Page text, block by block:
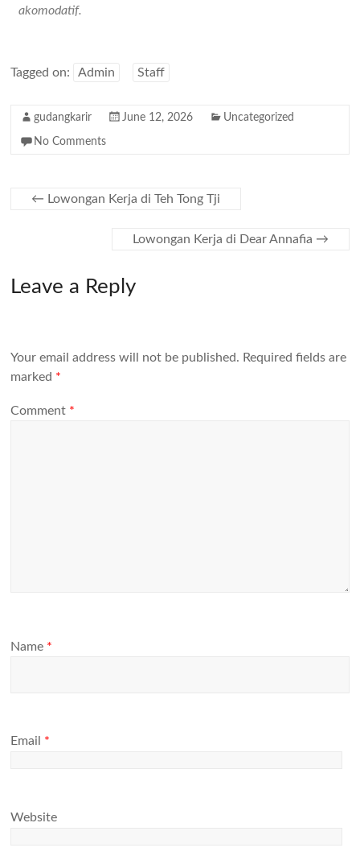
akomodatif.
Tagged on: Admin Staff
gudangkarir June 12, 2026 Uncategorized
No Comments
← Lowongan Kerja di Teh Tong Tji
Lowongan Kerja di Dear Annafia →
Leave a Reply
Your email address will not be published. Required fields are
marked *
Comment *
Name *
Email *
Website